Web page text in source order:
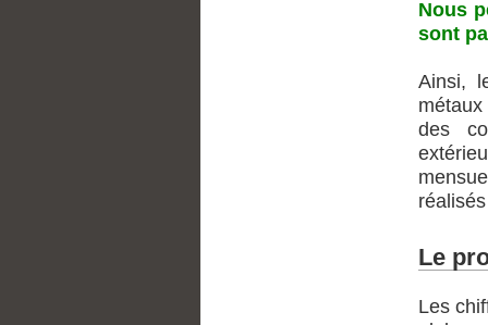
Nous
sont
Ainsi,
des
Le
Les